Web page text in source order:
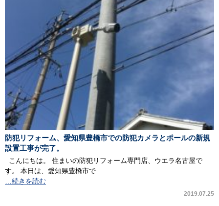
防犯リフォーム、愛知県豊橋市での防犯カメラとポールの新規
設置工事が完了。
こんにちは。 住まいの防犯リフォーム専門店、ウエラ名古屋で
す。 本日は、愛知県豊橋市で
…続きを読む
2019.07.25